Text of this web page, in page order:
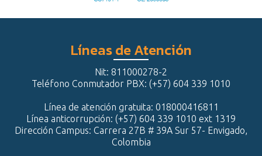
Líneas de Atención
Nit: 811000278-2
Teléfono Conmutador PBX: (+57) 604 339 1010
Línea de atención gratuita: 018000416811
Línea anticorrupción: (+57) 604 339 1010 ext 1319
Dirección Campus: Carrera 27B # 39A Sur 57- Envigado,
Colombia